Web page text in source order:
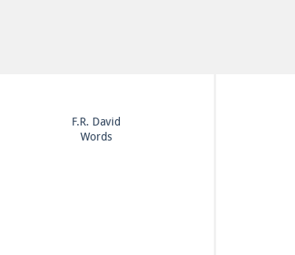
Stevie Wonder
Stevie Wonder's Original